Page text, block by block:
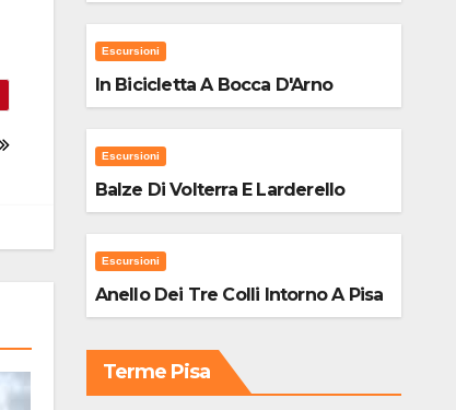
Escursioni
In Bicicletta A Bocca D'Arno
Escursioni
Balze Di Volterra E Larderello
Escursioni
Anello Dei Tre Colli Intorno A Pisa
Terme Pisa